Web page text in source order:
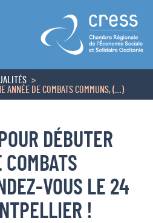
ANNÉE DE COMBATS COMMUNS, (…)
DÉBUTER
VOUS LE 24
!